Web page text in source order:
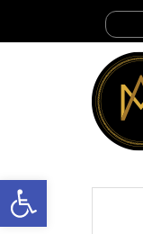
פתח